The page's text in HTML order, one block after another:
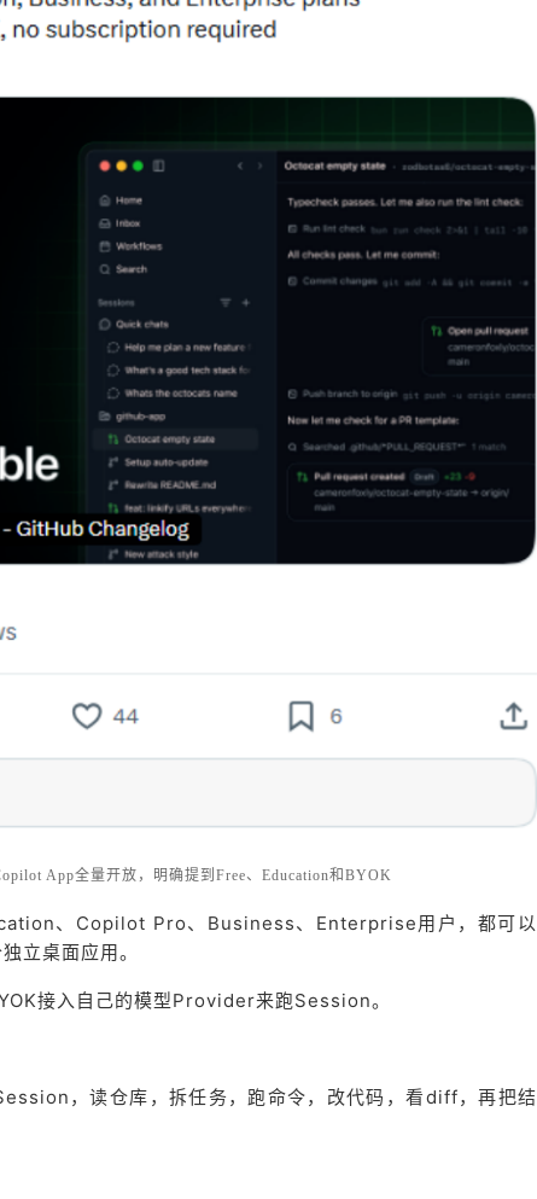
App全量开放，明确提到Free、Education和BYOK
、Copilot Pro、Business、Enterprise用户，都可以
立桌面应用。
接入自己的模型Provider来跑Session。
，读仓库，拆任务，跑命令，改代码，看diff，再把结